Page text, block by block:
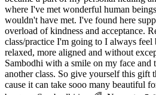
where I've met wonderful human
wouldn't have met. I've found here
overload of kindness and acceptance.
class/practice I'm going to I always feel
relaxed, more aligned and without
Sambodhi with a smile on my face
another class. So give yourself this gift
cause it can take sooo many beautiful